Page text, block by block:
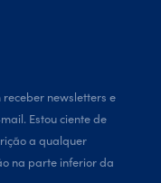
receber newsletters e
Estou ciente de
a qualquer
na parte inferior da